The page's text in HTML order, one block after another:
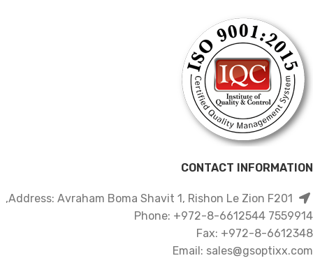
CONTACT INFORMATION
7559914 Phone: +972-8-6612544
Fax: +972-8-6612348
Email: sales@gsoptixx.com